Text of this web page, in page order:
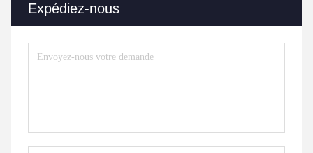
Expédiez-nous